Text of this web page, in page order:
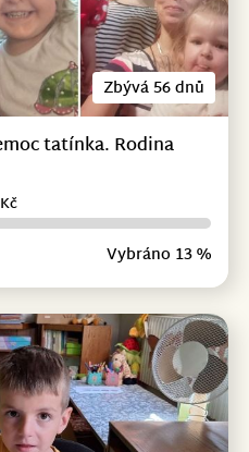
Zbývá 56 dnů
tatínka. Rodina
Vybráno 13 %